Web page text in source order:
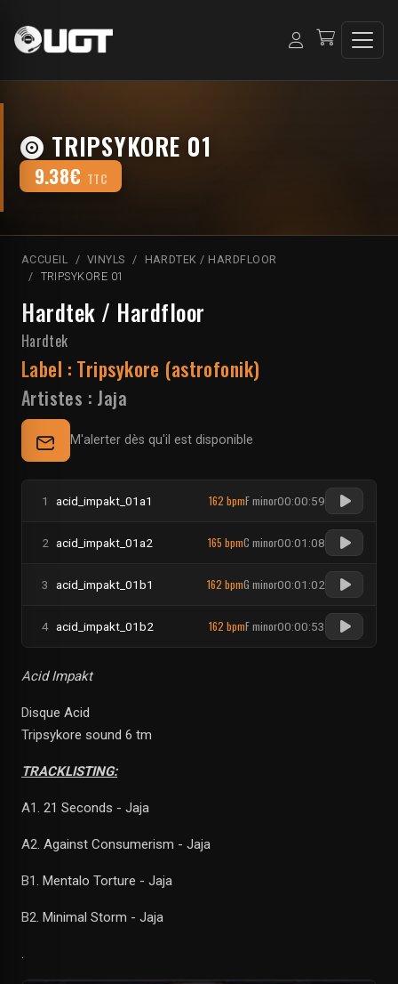
TRIPSYKORE 01
9.38€ TTC
ACCUEIL VINYLS
HARDTEK / HARDFLOOR
TRIPSYKORE 01
Hardtek / Hardfloor
Hardtek
Label : Tripsykore (astrofonik)
Artistes : Jaja
M'alerter dès qu'il est disponible
1 acid_impakt_01a1 162 bpmF minor00:00:59
2 acid_impakt_01a2 165 bpmC minor00:01:08
3 acid_impakt_01b1 162 bpmG minor00:01:02
4 acid_impakt_01b2 162 bpmF minor00:00:53
Acid Impakt
Disque Acid
Tripsykore sound 6 tm
TRACKLISTING:
A1. 21 Seconds - Jaja
A2. Against Consumerism - Jaja
B1. Mentalo Torture - Jaja
B2. Minimal Storm - Jaja
.